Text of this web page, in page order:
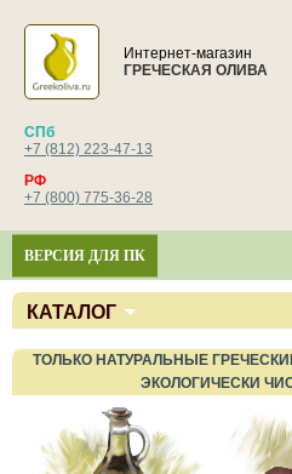
Интернет-магазин
ГРЕЧЕСКАЯ ОЛИВА
СПб
+7 (812) 223-47-13
РФ
+7 (800) 775-36-28
ВЕРСИЯ ДЛЯ ПК
КАТАЛОГ
ТОЛЬКО НАТУРАЛЬНЫЕ
ЭКОЛОГИЧЕСКИ